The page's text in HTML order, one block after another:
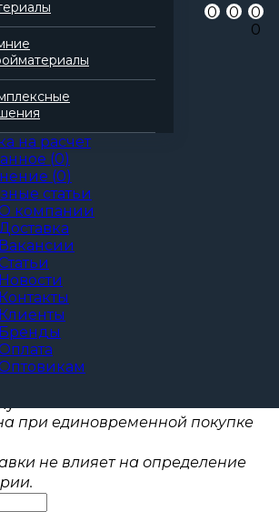
на расчет
(0)
(0)
статьи
О компании
Вакансии
Статьи
Новости
Контакты
Клиенты
Бренды
Оплата
Оптовикам
0 0
0
0
вата
при единовременной покупке
не влияет на определение